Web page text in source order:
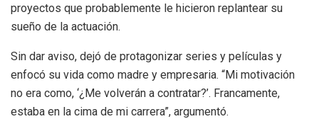
proyectos que probablemente le hicieron replantear su
sueño de la actuación.
Sin dar aviso, dejó de protagonizar series y películas y
enfocó su vida como madre y empresaria. “Mi motivación
no era como, ‘¿Me volverán a contratar?’. Francamente,
estaba en la cima de mi carrera”, argumentó.